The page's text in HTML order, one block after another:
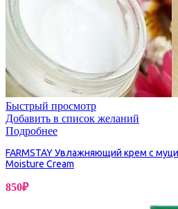
Быстрый просмотр
Добавить в список желаний
Подробнее
FARMSTAY Увлажняющий крем с
Moisture Cream
850₽